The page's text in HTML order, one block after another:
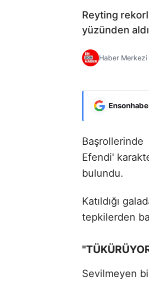
Reyting
yüzünden
Haber Merkezi
Başrollerinde
Efendi'
bulundu.
Katıldığı
tepkilerden
Sevilmeyen